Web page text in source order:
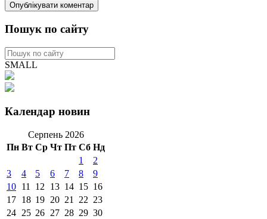
Пошук по сайту
SMALL
Календар новин
Серпень 2026
Пн Вт Ср Чт Пт Сб Нд
1
2
3
4 5 6 7 8
9
10 11 12 13 14 15 16
17 18 19 20 21 22 23
24 25 26 27 28 29 30